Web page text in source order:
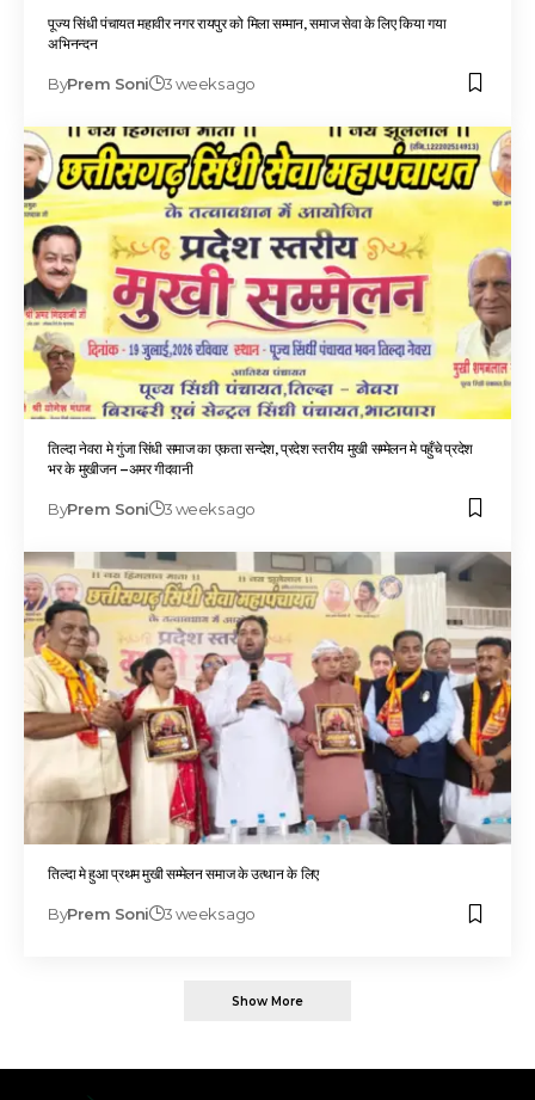
पूज्य सिंधी पंचायत महावीर नगर रायपुर को मिला सम्मान, समाज सेवा के लिए किया गया
अभिनन्दन
ByPrem Soni 3 weeks ago
तिल्दा नेवरा मे गुंजा सिंधी समाज का एकता सन्देश, प्रदेश स्तरीय मुखी सम्मेलन मे पहुँचे प्रदेश
भर के मुखीजन –अमर गीदवानी
ByPrem Soni 3 weeks ago
तिल्दा मे हुआ प्रथम मुखी सम्मेलन समाज के उत्थान के लिए
ByPrem Soni 3 weeks ago
Show More